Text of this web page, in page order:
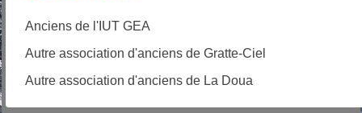
Anciens de l'IUT GEA
Autre association d'anciens de Gratte-Ciel
Autre association d'anciens de La Doua